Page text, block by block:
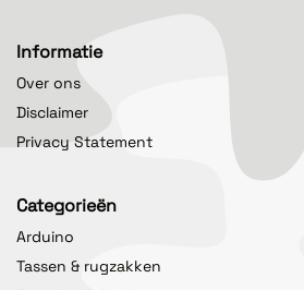
Informatie
Over ons
Disclaimer
Privacy Statement
Categorieën
Arduino
Tassen & rugzakken